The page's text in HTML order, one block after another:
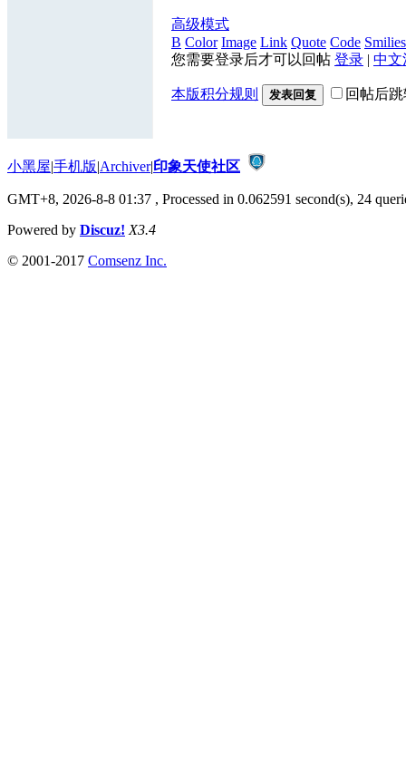
高级模式
B Color Image Link Quote Code Smilies
您需要登录后才可以回帖 登录 | 中文
本版积分规则 发表回复 回帖后
小黑屋|手机版|Archiver|印象天使社区
GMT+8, 2026-8-8 01:37 , Processed in 0.062591 second(s), 24
Powered by Discuz! X3.4
© 2001-2017 Comsenz Inc.